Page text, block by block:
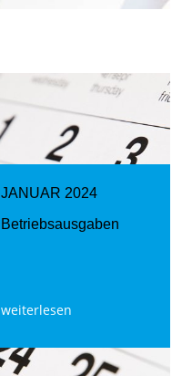
JANUAR 2024
Betriebsausgaben
weiterlesen